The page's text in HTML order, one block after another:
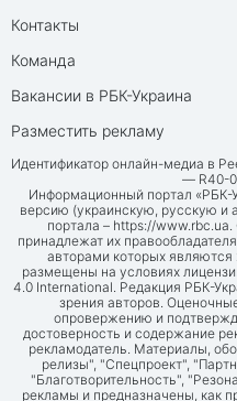
Контакты
Команда
Вакансии в РБК-Украина
Разместить рекламу
Идентификатор онлайн-медиа в
— R40-
Информационный портал «РБК-
версию (украинскую, русскую и
портала – https://www.rbc.ua.
принадлежат их
авторами которых
размещены на условиях
4.0 International. Редакция РБК-
зрения авторов.
опровержению и
достоверность и содержание
рекламодатель. Материалы,
релизы", "Спецпроект",
"Благотворительность",
рекламы и предназначены, как